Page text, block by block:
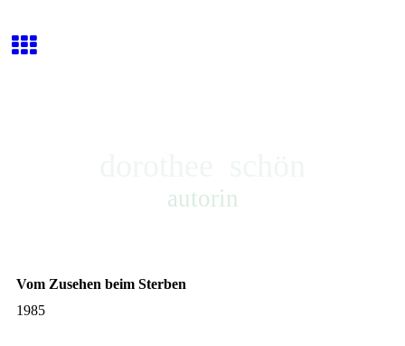
autorin
Vom Zusehen beim Sterben
1985